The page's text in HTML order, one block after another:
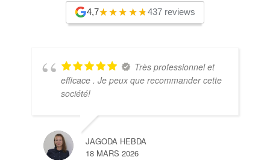
4,7 437 reviews
Très professionnel et
efficace . Je peux que recommander cette
société!
JAGODA HEBDA
18 MARS 2026